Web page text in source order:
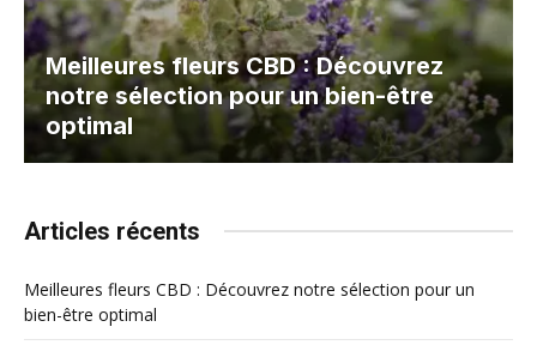
Meilleures fleurs CBD : Découvrez
notre sélection pour un bien-être
optimal
Articles récents
Meilleures fleurs CBD : Découvrez notre sélection pour un
bien-être optimal